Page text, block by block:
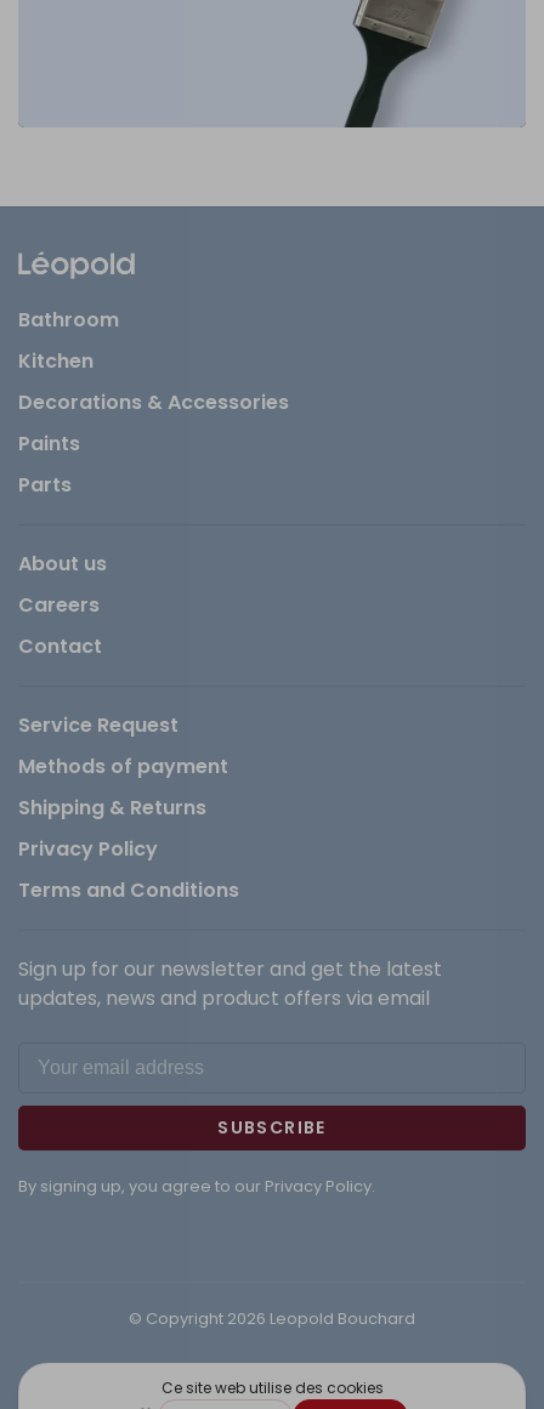
Bathroom
Kitchen
Decorations & Accessories
Paints
Parts
About us
Careers
Contact
Service Request
Methods of payment
Shipping & Returns
Privacy Policy
Terms and Conditions
Sign up for our newsletter and get the latest
updates, news and product offers via email
SUBSCRIBE
By signing up, you agree to our Privacy Policy.
© Copyright 2026 Leopold Bouchard